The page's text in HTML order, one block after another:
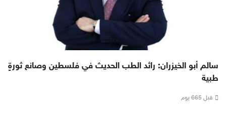
سالم أبو الخيزران: رائد الطب الحديث في فلسطين وصانع ثورةٍ
طبية
قبل 665 يوم